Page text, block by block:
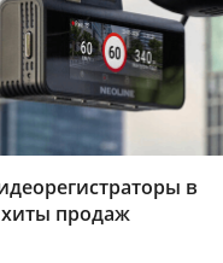
в
хиты продаж